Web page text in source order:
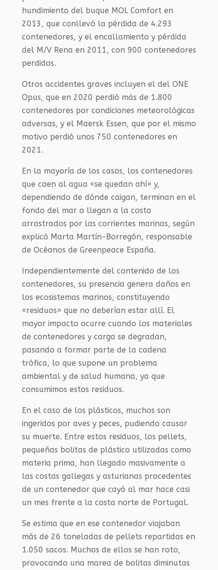
hundimiento del buque MOL Comfort en
2013, que conllevó la pérdida de 4.293
contenedores, y el encallamiento y pérdida
del M/V Rena en 2011, con 900 contenedores
perdidos.
Otros accidentes graves incluyen el del ONE
Opus, que en 2020 perdió más de 1.800
contenedores por condiciones meteorológicas
adversas, y el Maersk Essen, que por el mismo
motivo perdió unos 750 contenedores en
2021.
En la mayoría de los casos, los contenedores
que caen al agua «se quedan ahí» y,
dependiendo de dónde caigan, terminan en el
fondo del mar o llegan a la costa
arrastrados por las corrientes marinas, según
explicó Marta Martín-Borregón, responsable
de Océanos de Greenpeace España.
Independientemente del contenido de los
contenedores, su presencia genera daños en
los ecosistemas marinos, constituyendo
«residuos» que no deberían estar allí. El
mayor impacto ocurre cuando los materiales
de contenedores y carga se degradan,
pasando a formar parte de la cadena
trófica, lo que supone un problema
ambiental y de salud humana, ya que
consumimos estos residuos.
En el caso de los plásticos, muchos son
ingeridos por aves y peces, pudiendo causar
su muerte. Entre estos residuos, los pellets,
pequeñas bolitas de plástico utilizadas como
materia prima, han llegado masivamente a
las costas gallegas y asturianas procedentes
de un contenedor que cayó al mar hace casi
un mes frente a la costa norte de Portugal.
Se estima que en ese contenedor viajaban
más de 26 toneladas de pellets repartidas en
1.050 sacos. Muchos de ellos se han roto,
provocando una marea de bolitas diminutas